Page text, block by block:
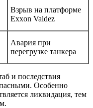
Взрыв на платформе
Exxon Valdez
Авария при
перегрузке танкера
и последствия
Особенно
ликвидация, тем